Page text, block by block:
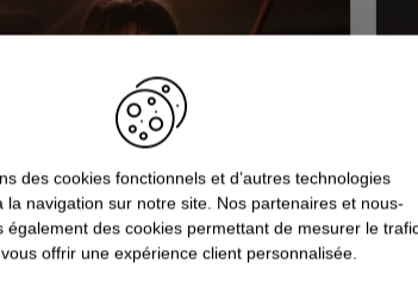
Quels sont les 10 objets
des cookies fonctionnels et d’autres technologies
la navigation sur notre site. Nos partenaires et nous-
également des cookies permettant de mesurer le
offrir une expérience client personnalisée.